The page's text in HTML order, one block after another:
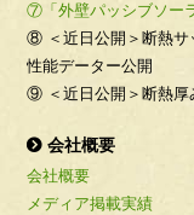
⑦「外壁パッシブソー
⑧ ＜近日公開＞断熱サ
性能データー公開
⑨ ＜近日公開＞断熱厚
会社概要
会社概要
メディア掲載実績